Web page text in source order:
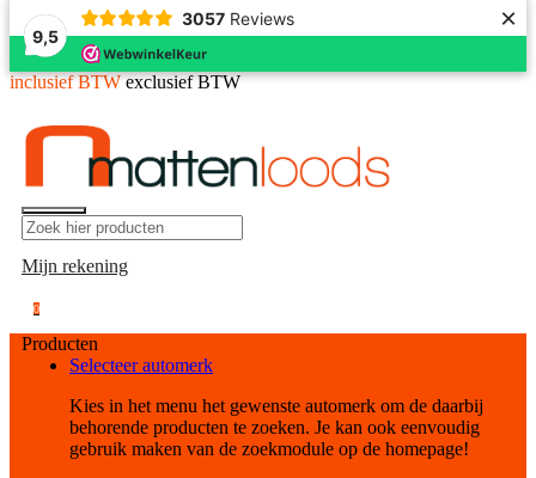
9,5
3057 Reviews ×
inclusief BTW exclusief BTW
Mijn rekening
0
Producten
Selecteer automerk
Kies in het menu het gewenste automerk om de daarbij
behorende producten te zoeken. Je kan ook eenvoudig
gebruik maken van de zoekmodule op de homepage!